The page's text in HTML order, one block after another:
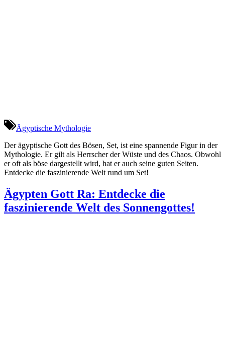
Ägyptische Mythologie
Der ägyptische Gott des Bösen, Set, ist eine spannende Figur in der
Mythologie. Er gilt als Herrscher der Wüste und des Chaos. Obwohl
er oft als böse dargestellt wird, hat er auch seine guten Seiten.
Entdecke die faszinierende Welt rund um Set!
Ägypten Gott Ra: Entdecke die
faszinierende Welt des Sonnengottes!